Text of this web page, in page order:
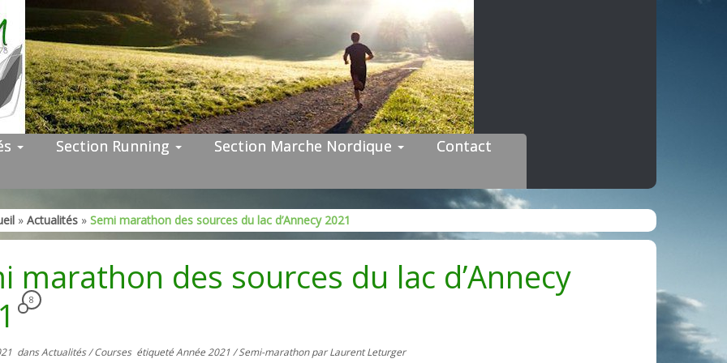
Section Running Section Marche Nordique
Contact
» Actualités » Semi marathon des sources du lac d’Annecy 2021
marathon des sources du lac d’Annecy
8
dansActualités/Courses étiquetéAnnée 2021/Semi-marathonparLaurent Leturger